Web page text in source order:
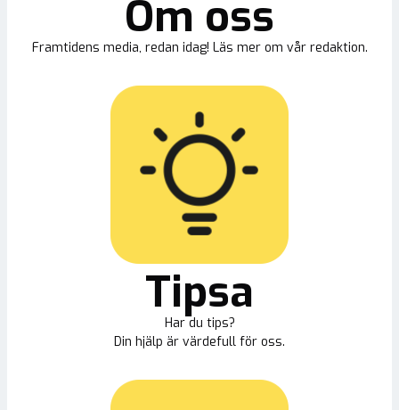
Om oss
Framtidens media, redan idag! Läs mer om vår redaktion.
Tipsa
Har du tips?
Din hjälp är värdefull för oss.